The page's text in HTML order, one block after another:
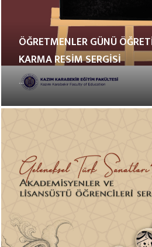
ÖĞRETMENLER GÜNÜ
KARMA RESİM SERGİSİ
...